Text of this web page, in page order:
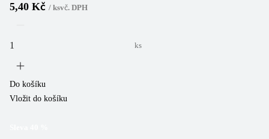
5,40 Kč / ksvč. DPH
ks
Do košíku
Vložit do košíku